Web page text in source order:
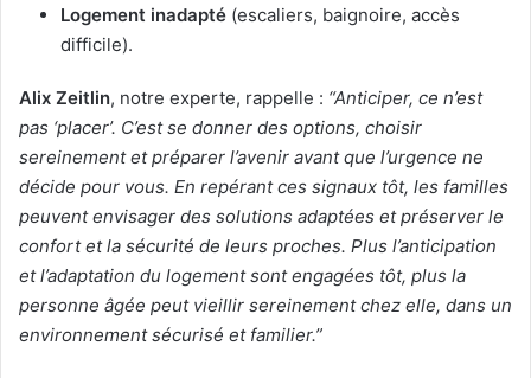
Logement inadapté (escaliers, baignoire, accès
difficile).
Alix Zeitlin, notre experte, rappelle : “Anticiper, ce n’est
pas ‘placer’. C’est se donner des options, choisir
sereinement et préparer l’avenir avant que l’urgence ne
décide pour vous. En repérant ces signaux tôt, les familles
peuvent envisager des solutions adaptées et préserver le
confort et la sécurité de leurs proches. Plus l’anticipation
et l’adaptation du logement sont engagées tôt, plus la
personne âgée peut vieillir sereinement chez elle, dans un
environnement sécurisé et familier.”